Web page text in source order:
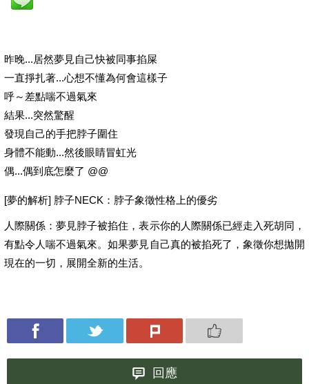
昨晚...居然夢見自己快被同事掐屎
一直掙扎著...心想不懂為何會這樣子
呼～差點喘不過氣來
結果...突然驚醒
發現自己的手把脖子圍住
身體不能動...然後眼睛冒虹光
偶...偶到底怎麼了 @@
[夢的解析] 脖子NECK：脖子象徵性格上的優劣
人際關係：夢見脖子被掐住，表示你的人際關係已經走入死胡同，
有點令人喘不過氣來。如果夢見自己真的被掐死了，象徵你想拋開
現在的一切，展開全新的生活。
回應